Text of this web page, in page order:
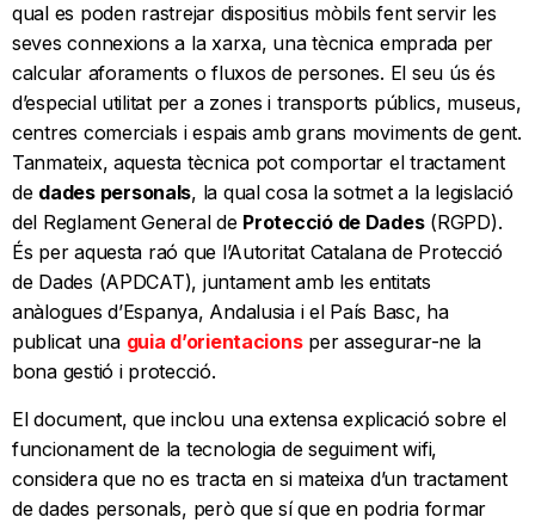
qual es poden rastrejar dispositius mòbils fent servir les
seves connexions a la xarxa, una tècnica emprada per
calcular aforaments o fluxos de persones. El seu ús és
d’especial utilitat per a zones i transports públics, museus,
centres comercials i espais amb grans moviments de gent.
Tanmateix, aquesta tècnica pot comportar el tractament
de dades personals, la qual cosa la sotmet a la legislació
del Reglament General de Protecció de Dades(RGPD).
És per aquesta raó que l’Autoritat Catalana de Protecció
de Dades (APDCAT), juntament amb les entitats
anàlogues d’Espanya, Andalusia i el País Basc, ha
publicat una guia d’orientacionsper assegurar-ne la
bona gestió i protecció.
El document, que inclou una extensa explicació sobre el
funcionament de la tecnologia de seguiment wifi,
considera que no es tracta en si mateixa d’un tractament
de dades personals, però que sí que en podria formar